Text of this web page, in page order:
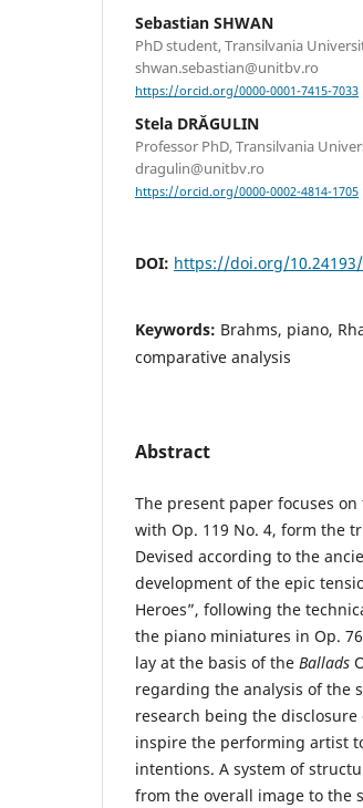
Sebastian SHWAN
PhD student, Transilvania
shwan.sebastian@unitbv.ro
https://orcid.org/0000-0001-7415-7033
Stela DRĂGULIN
Professor PhD, Transilvania
dragulin@unitbv.ro
https://orcid.org/0000-0002-4814-1705
DOI: https://doi.org/
Keywords: Brahms, piano,
comparative analysis
Abstract
The present paper focuses on
with Op. 119 No. 4, form the
Devised according to the
development of the epic
Heroes”, following the
the piano miniatures in Op.
lay at the basis of the Ballads
regarding the analysis of the
research being the
inspire the performing artist
intentions. A system of
from the overall image to the